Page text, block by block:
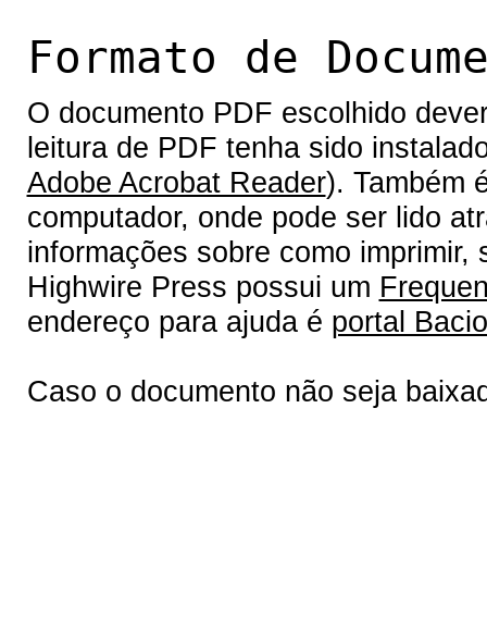
Formato de
O documento PDF escolhido
leitura de PDF tenha sido
Adobe Acrobat Reader). Também
computador, onde pode ser lido
informações sobre como
Highwire Press possui um
endereço para ajuda é portal
Caso o documento não seja